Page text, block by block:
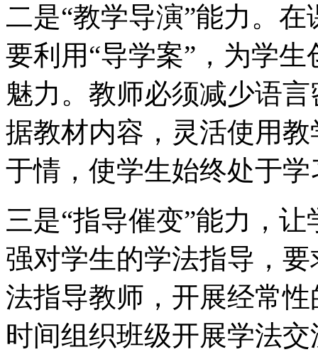
二是“教学导演”能力。
要利用“导学案”，为学
魅力。教师必须减少语
据教材内容，灵活使用
于情，使学生始终处于
三是“指导催变”能力，
强对学生的学法指导，
法指导教师，开展经常
时间组织班级开展学法